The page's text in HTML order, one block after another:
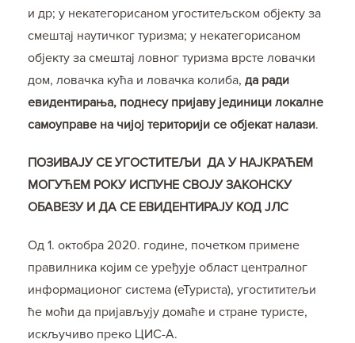
и др; у некатегорисаном угоститељском објекту за
смештај наутичког туризма; у некатегорисаном
објекту за смештај ловног туризма врсте ловачки
дом, ловачка кућа и ловачка колиба, да ради
евидентирања, поднесу пријаву јединици локалне
самоуправе на чијој територији се објекат налази.
ПОЗИВАЈУ СЕ УГОСТИТЕЉИ ДА У НАЈКРАЋЕМ
МОГУЋЕМ РОКУ ИСПУНЕ СВОЈУ ЗАКОНСКУ
ОБАВЕЗУ И ДА СЕ ЕВИДЕНТИРАЈУ КОД ЈЛС
Од 1. октобра 2020. године, почетком примене
правилника којим се уређује област централног
информационог система (еТуриста), угостититељи
ће моћи да пријављују домаће и стране туристе,
искључиво преко ЦИС-А.